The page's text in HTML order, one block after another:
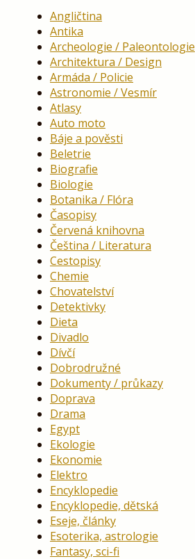
Angličtina
Antika
Archeologie / Paleontologie
Architektura / Design
Armáda / Policie
Astronomie / Vesmír
Atlasy
Auto moto
Báje a pověsti
Beletrie
Biografie
Biologie
Botanika / Flóra
Časopisy
Červená knihovna
Čeština / Literatura
Cestopisy
Chemie
Chovatelství
Detektivky
Dieta
Divadlo
Dívčí
Dobrodružné
Dokumenty / průkazy
Doprava
Drama
Egypt
Ekologie
Ekonomie
Elektro
Encyklopedie
Encyklopedie, dětská
Eseje, články
Esoterika, astrologie
Fantasy, sci-fi